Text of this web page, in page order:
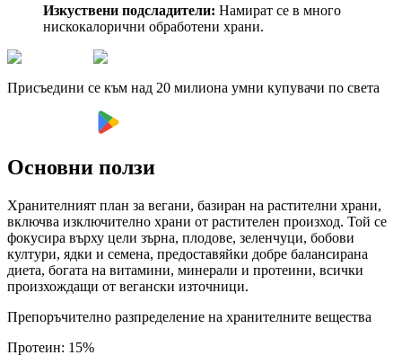
Изкуствени подсладители: Намират се в много
нискокалорични обработени храни.
Присъедини се към над 20 милиона умни купувачи по света
Основни ползи
Хранителният план за вегани, базиран на растителни храни,
включва изключително храни от растителен произход. Той се
фокусира върху цели зърна, плодове, зеленчуци, бобови
култури, ядки и семена, предоставяйки добре балансирана
диета, богата на витамини, минерали и протеини, всички
произхождащи от вегански източници.
Препоръчително разпределение на хранителните вещества
Протеин: 15%